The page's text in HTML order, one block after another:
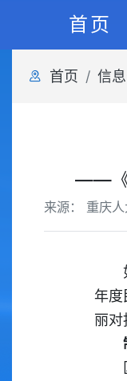
首页
首页 信
——《
来源： 重庆
年度
丽对